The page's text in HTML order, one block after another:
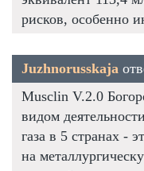
рисков, особенно
Juzhnorusskaja
Musclin V.2.0
видом
газа в 5 странах -
на